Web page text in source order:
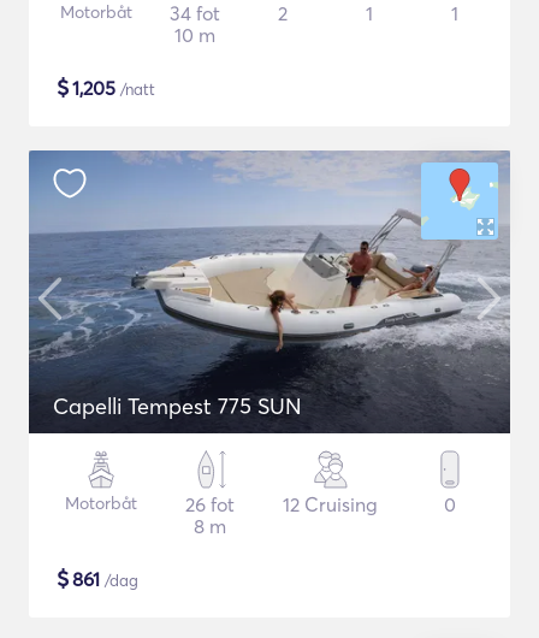
Motorbåt
34 fot
10 m
2 1 1
$1,205 /natt
Capelli Tempest 775 SUN
Motorbåt
26 fot
8 m
12 Cruising 0
$861 /dag